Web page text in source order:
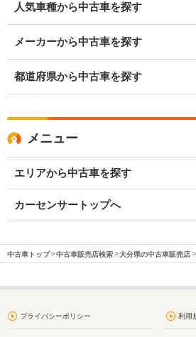
人気車種から中古車を探す
メーカーから中古車を探す
都道府県から中古車を探す
メニュー
エリアから中古車を探す
カーセンサートップへ
中古車トップ 中古車販売店検索 大分県の中古車販売店
プライバシーポリシー 利用